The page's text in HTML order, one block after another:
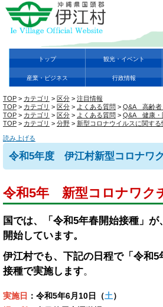
トップ 観光・イベント
産業・ビジネス 行政情報
TOP > カテゴリ > 区分 > 注目情報
TOP > カテゴリ > 区分 > よくある質問 > Q&A 高齢者
TOP > カテゴリ > 区分 > よくある質問 > Q&A 健康・
TOP > カテゴリ > 分野 > 新型コロナウイルスに関する
読み上げる
令和5年度 伊江村新型コロナワ
令和5年 新型コロナワク
国では、「令和5年春開始接種」が
開始しています。
伊江村でも、下記の日程で「令和5
接種で実施します。
実施日 ：令和5年6月10日（土）